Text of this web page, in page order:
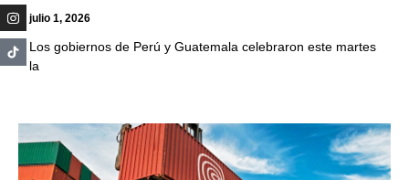
julio 1, 2026
Los gobiernos de Perú y Guatemala celebraron este martes
la